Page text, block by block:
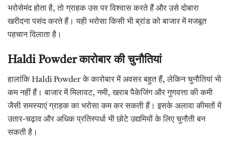
भरोसेमंद होता है, तो ग्राहक उस पर विश्वास करते हैं और उसे दोबारा
खरीदना पसंद करते हैं। यही भरोसा किसी भी ब्रांड को बाजार में मजबूत
पहचान दिलाता है।
Haldi Powder कारोबार की चुनौतियां
हालांकि Haldi Powder के कारोबार में अवसर बहुत हैं, लेकिन चुनौतियां भी
कम नहीं हैं। बाजार में मिलावट, नमी, खराब पैकेजिंग और गुणवत्ता की कमी
जैसी समस्याएं ग्राहक का भरोसा कम कर सकती हैं। इसके अलावा कीमतों में
उतार-चढ़ाव और अधिक प्रतिस्पर्धा भी छोटे उद्यमियों के लिए चुनौती बन
सकती है।